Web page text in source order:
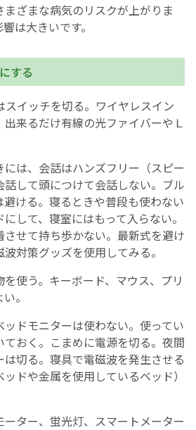
ざまな病気のリスクが上がりま
は大きいです。
する
イッチを切る。ワイヤレスイン
来るだけ有線の光ファイバーやＬ
は、会話はハンズフリー（スピー
話して頭につけて会話しない。ブル
ける。寝るときや普段も使わない
して、寝室にはもって入らない。
せて持ち歩かない。最新式を避け
対策グッズを使用してみる。
使う。キーボード、マウス、プリ
。
ドモニターは使わない。使ってい
おく。こまめに電源を切る。夜間
切る。寝具で電磁波を発生させる
ドや金属を使用しているベッド）
ター、蛍光灯、スマートメーター